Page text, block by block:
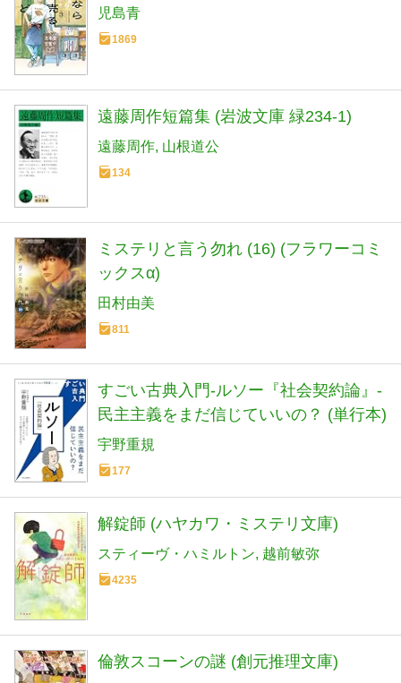
児島青
1869
遠藤周作短篇集 (岩波文庫 緑234-1)
遠藤周作 山根道公
134
ミステリと言う勿れ (16) (フラワーコミ
ックスα)
田村由美
811
すごい古典入門-ルソー『社会契約論』-
民主主義をまだ信じていいの？ (単行本)
宇野重規
177
解錠師 (ハヤカワ・ミステリ文庫)
スティーヴ・ハミルトン 越前敏弥
4235
倫敦スコーンの謎 (創元推理文庫)